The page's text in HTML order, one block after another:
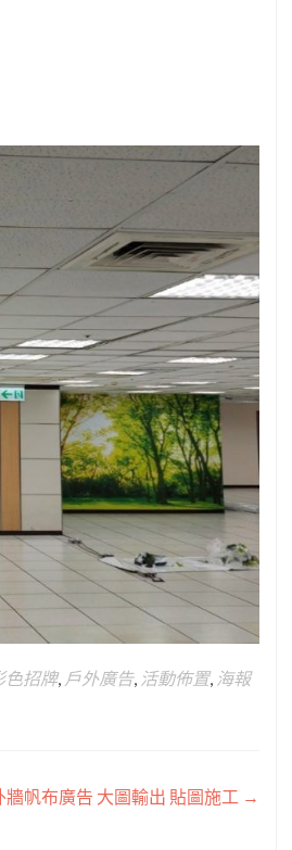
色招牌, 戶外廣告, 活動佈置, 海報
帆布廣告 大圖輸出 貼圖施工 →